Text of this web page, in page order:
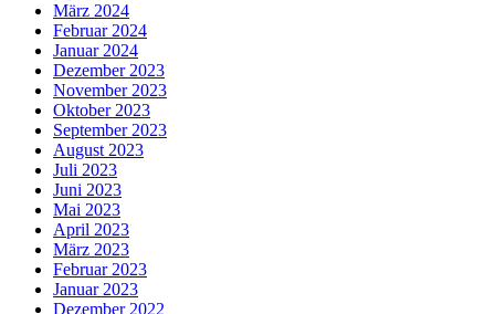
März 2024
Februar 2024
Januar 2024
Dezember 2023
November 2023
Oktober 2023
September 2023
August 2023
Juli 2023
Juni 2023
Mai 2023
April 2023
März 2023
Februar 2023
Januar 2023
Dezember 2022